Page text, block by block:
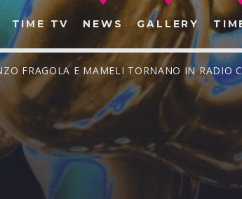
TIME TV NEWS GALLERY
CERCA
FRAGOLA E MAMELI TORNANO IN RADIO